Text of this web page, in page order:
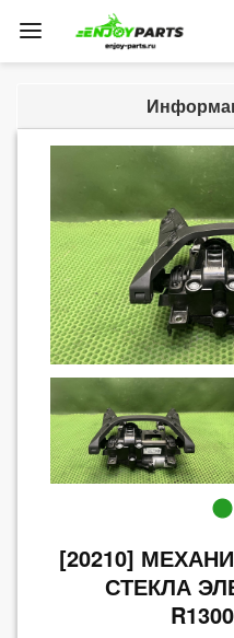
Toggle
navigation
[20210]
СТЕКЛА